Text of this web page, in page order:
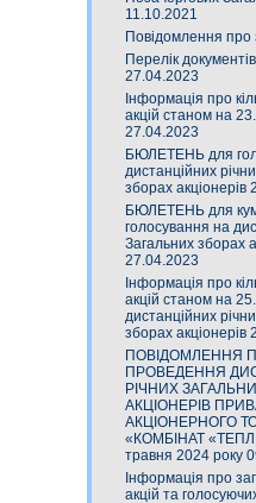
11.10.2021
Повідомлення
Перелік
27.04.2023
Інформація про
акцій станом на
27.04.2023
БЮЛЕТЕНЬ для
дистанційних
зборах акціонерів
БЮЛЕТЕНЬ для
голосування на
Загальних зборах
27.04.2023
Інформація про
акцій станом на
дистанційних
зборах акціонерів
ПОВІДОМЛЕННЯ
ПРОВЕДЕННЯ
РІЧНИХ
АКЦІОНЕРІВ
АКЦІОНЕРНОГО
«КОМБІНАТ
травня 2024 року
Інформація про
акцій та